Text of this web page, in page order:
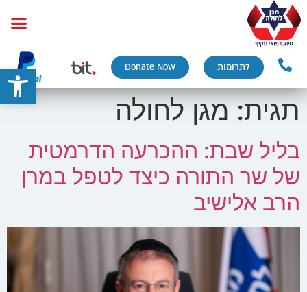
לתרומות Donate Now
תגית:מגן לחולה
בליל שבת: ההכרעה הדרמטית
של שר התורה כיצד לטפל במרן
הרב אלישיב